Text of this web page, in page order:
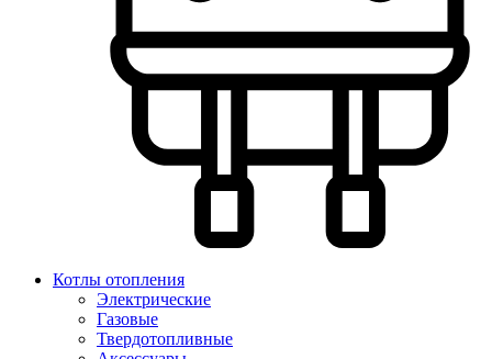
Котлы отопления
Электрические
Газовые
Твердотопливные